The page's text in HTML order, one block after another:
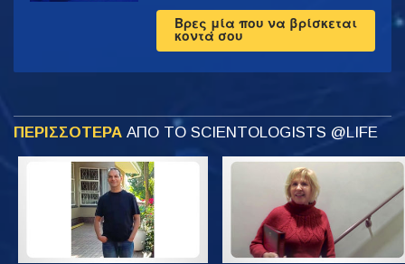
Βρες μία που να βρίσκεται
κοντά σου
ΠΕΡΙΣΣΟΤΕΡΑ ΑΠΟ ΤΟ SCIENTOLOGISTS @LIFE